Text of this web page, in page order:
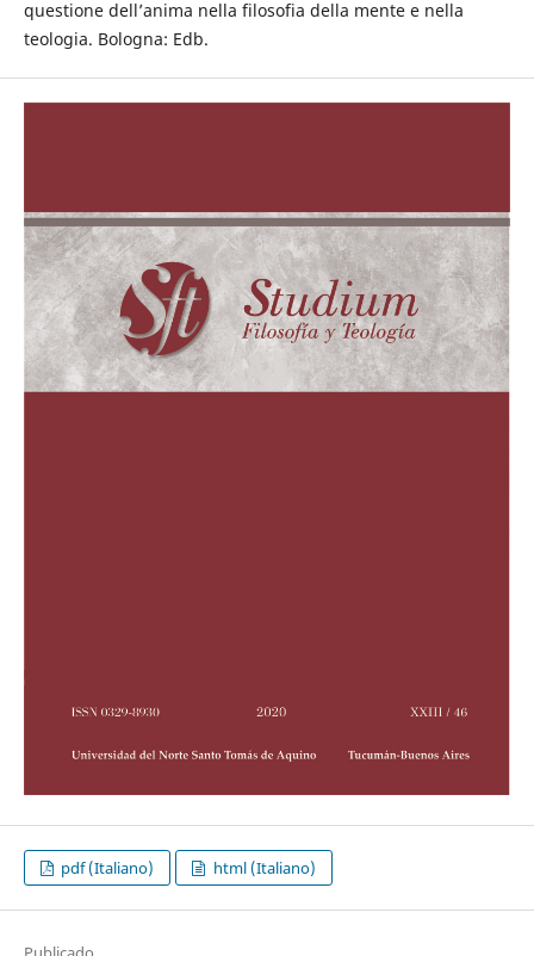
questione dell’anima nella filosofia della mente e nella
teologia. Bologna: Edb.
pdf (Italiano) html (Italiano)